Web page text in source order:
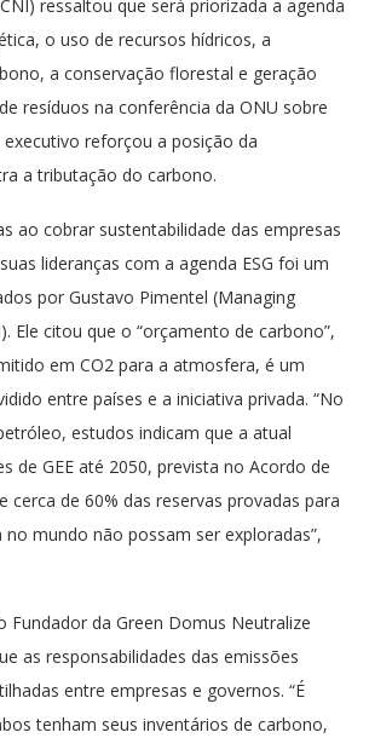
ressaltou que será priorizada a agenda
o uso de recursos hídricos, a
a conservação florestal e geração
resíduos na conferência da ONU sobre
executivo reforçou a posição da
a tributação do carbono.
ao cobrar sustentabilidade das empresas
lideranças com a agenda ESG foi um
por Gustavo Pimentel (Managing
Ele citou que o “orçamento de carbono”,
em CO2 para a atmosfera, é um
entre países e a iniciativa privada. “No
estudos indicam que a atual
de GEE até 2050, prevista no Acordo de
cerca de 60% das reservas provadas para
no mundo não possam ser exploradas”,
Fundador da Green Domus Neutralize
as responsabilidades das emissões
entre empresas e governos. “É
tenham seus inventários de carbono,